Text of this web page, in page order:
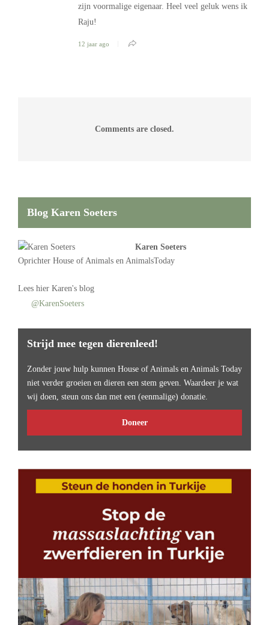
zijn voormalige eigenaar. Heel veel geluk wens ik
Raju!
12 jaar ago
Comments are closed.
Blog Karen Soeters
Karen Soeters
Oprichter House of Animals en AnimalsToday
Lees hier Karen's blog
@KarenSoeters
Strijd mee tegen dierenleed!
Zonder jouw hulp kunnen House of Animals en Animals Today
niet verder groeien en dieren een stem geven. Waardeer je wat
wij doen, steun ons dan met een (eenmalige) donatie.
Doneer